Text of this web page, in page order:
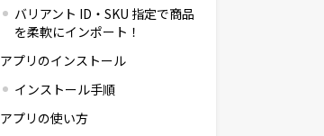
バリアント ID・SKU 指定で商品
を柔軟にインポート！
アプリのインストール
インストール手順
アプリの使い方